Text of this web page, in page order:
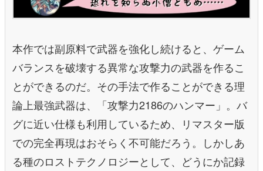
本作では副原料で武器を強化し続けると、ゲーム
バランスを破壊する異常な攻撃力の武器を作るこ
とができるのだ。その手法で作ることができる理
論上最強武器は、「攻撃力2186のハンマー」。バ
グに近い仕様も利用しているため、リマスター版
での完全再現はおそらく不可能だろう。しかしあ
る種のロストテクノロジーとして、どうにか記録